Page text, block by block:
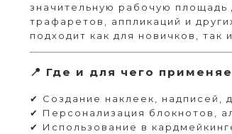
значительную рабочую площадь
трафаретов, аппликаций и
подходит как для новичков, так
📍 Где и для чего
✔ Создание наклеек, надписей,
✔ Персонализация блокнотов,
✔ Использование в